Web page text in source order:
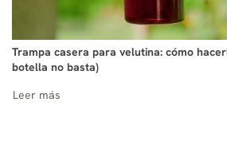
Trampa casera para velutina: cómo
botella no basta)
Leer más